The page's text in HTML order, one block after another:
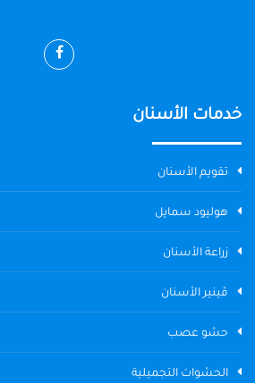
خدمات الأسنان
تقويم الأسنان
هوليود سمايل
زراعة الأسنان
ڤينير الأسنان
حشو عصب
الحشوات التجميلية